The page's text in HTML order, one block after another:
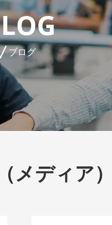
ブログ
メディア）